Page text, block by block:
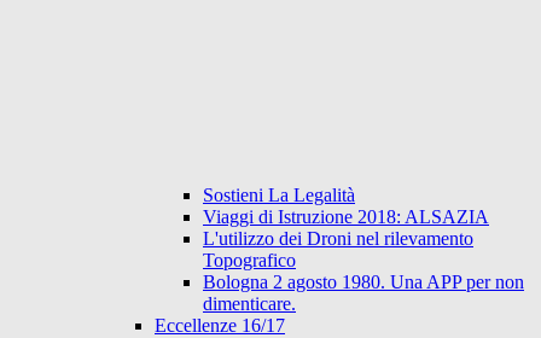
Sostieni La Legalità
Viaggi di Istruzione 2018: ALSAZIA
L'utilizzo dei Droni nel rilevamento
Topografico
Bologna 2 agosto 1980. Una APP per non
dimenticare.
Eccellenze 16/17